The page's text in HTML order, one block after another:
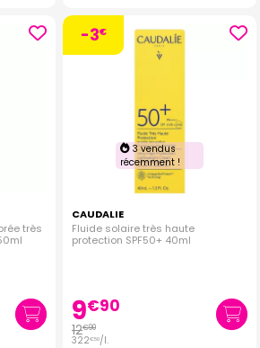
très
-3€
3 vendus
récemment !
CAUDALIE
Fluide solaire très haute
protection SPF50+ 40ml
9€90
12€90
322€50/l.